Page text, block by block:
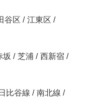
谷区 / 江東区 /
坂 / 芝浦 / 西新宿 /
日比谷線 / 南北線 /